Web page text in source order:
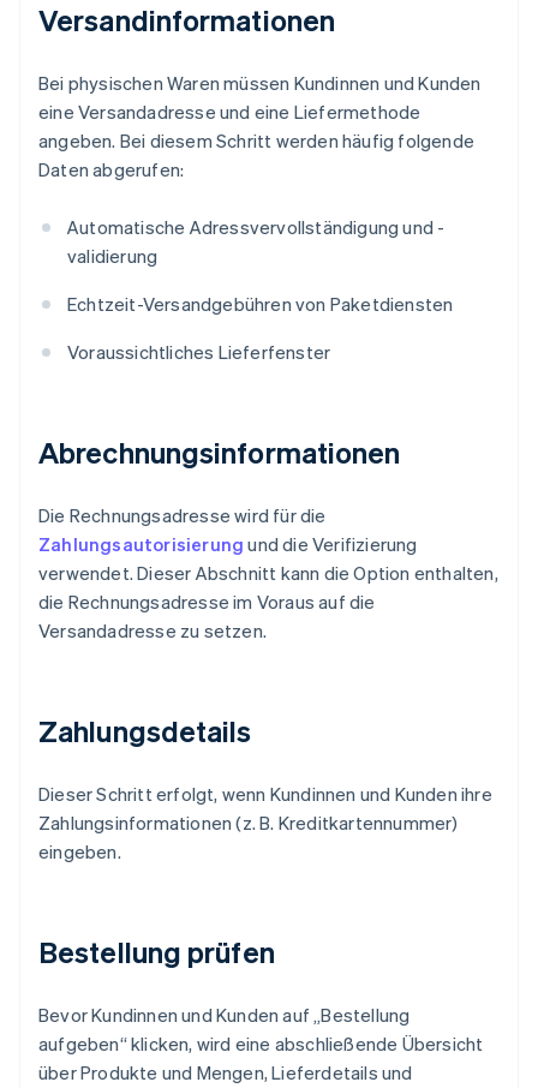
Versandinformationen
Bei physischen Waren müssen Kundinnen und Kunden
eine Versandadresse und eine Liefermethode
angeben. Bei diesem Schritt werden häufig folgende
Daten abgerufen:
Automatische Adressvervollständigung und -
validierung
Echtzeit-Versandgebühren von Paketdiensten
Voraussichtliches Lieferfenster
Abrechnungsinformationen
Die Rechnungsadresse wird für die
Zahlungsautorisierung und die Verifizierung
verwendet. Dieser Abschnitt kann die Option enthalten,
die Rechnungsadresse im Voraus auf die
Versandadresse zu setzen.
Zahlungsdetails
Dieser Schritt erfolgt, wenn Kundinnen und Kunden ihre
Zahlungsinformationen (z. B. Kreditkartennummer)
eingeben.
Bestellung prüfen
Bevor Kundinnen und Kunden auf „Bestellung
aufgeben“ klicken, wird eine abschließende Übersicht
über Produkte und Mengen, Lieferdetails und